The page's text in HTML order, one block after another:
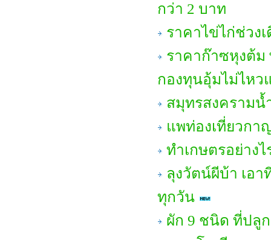
กว่า 2 บาท
ราคาไข่ไก่ช่วง
ราคาก๊าซหุงต้ม
กองทุนอุ้มไม่ไหว
สมุทรสงคราม
แพท่องเที่ยวกา
ทำเกษตรอย่าง
ลุงวัตน์ผีบ้า เอ
ทุกวัน
ผัก 9 ชนิด ที่ปลูก